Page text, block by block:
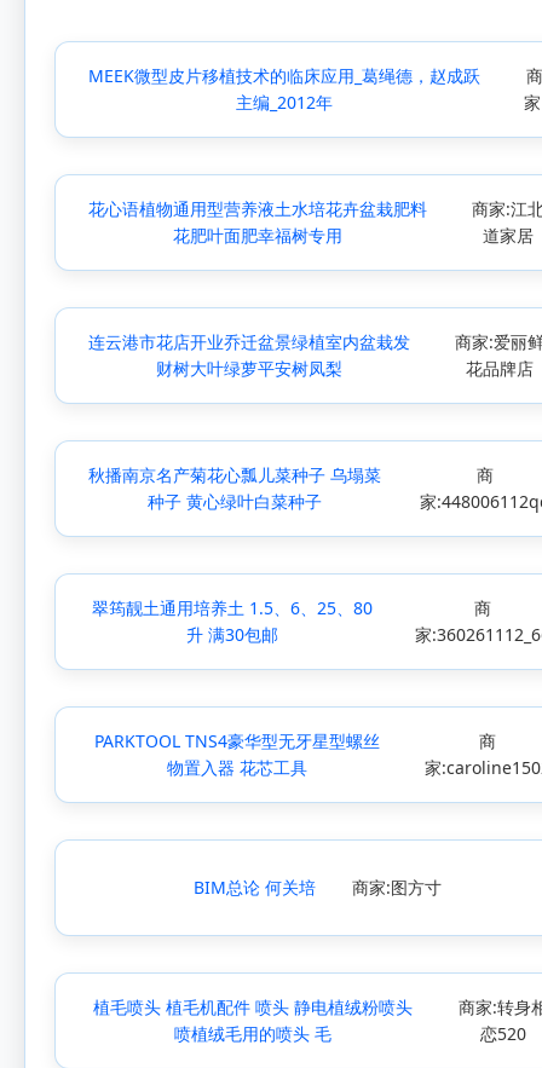
MEEK微型皮片移植技术的临床应用_葛绳德，赵成跃
主编_2012年
商
花心语植物通用型营养液土水培花卉盆栽肥料
花肥叶面肥幸福树专用
商家:江
道家居
连云港市花店开业乔迁盆景绿植室内盆栽发
财树大叶绿萝平安树凤梨
商家:爱丽
花品牌店
秋播南京名产菊花心瓢儿菜种子 乌塌菜
种子 黄心绿叶白菜种子
商
家
翠筠靓土通用培养土 1.5、6、25、80
升 满30包邮
商
家
PARKTOOL TNS4豪华型无牙星型螺丝
物置入器 花芯工具
商
家
BIM总论 何关培 商家:图方寸
植毛喷头 植毛机配件 喷头 静电植绒粉喷头
喷植绒毛用的喷头 毛
商家:转身
恋520